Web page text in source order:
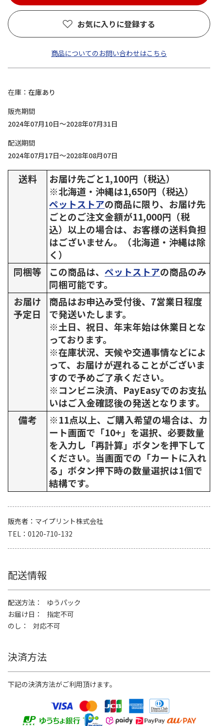
お気に入りに登録する
商品についてのお問い合わせはこちら
在庫
在庫あり
販売期間
2024年07月10日～2028年07月31日
配送期間
2024年07月17日～2028年08月07日
送料
お届け先ごと1,100円（税込）
※北海道・沖縄は1,650円（税込）
ペットストアの商品に限り、お届け先
ごとのご注文金額が11,000円（税
込）以上の場合は、お客様の送料負担
はございません。（北海道・沖縄は除
く）
同梱等
この商品は、 ペットストアの商品のみ
同梱可能です。
お届け
予定日
商品はお申込み受付後、7営業日程度
で発送いたします。
※土日、祝日、年末年始は休業日とな
っております。
※在庫状況、天候や交通事情などによ
って、お届けが遅れることがございま
すので予めご了承ください。
※コンビニ決済、PayEasyでのお支払
いはご入金確認後の発送となります。
備考
※11点以上、ご購入希望の場合は、カ
ート画面で「10+」を選択、必要数量
を入力し「再計算」ボタンを押下して
ください。当画面での「カートに入れ
る」ボタン押下時の数量選択は1個で
結構です。
販売者
マイプリント株式会社
TEL
0120-710-132
配送情報
配送方法
ゆうパック
お届け日
指定不可
のし
対応不可
決済方法
下記の決済方法がご利用頂けます。